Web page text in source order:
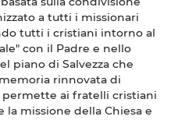
a tutti i missionari
tutti i cristiani intorno al
con il Padre e nello
piano di Salvezza che
rinnovata di
permette ai fratelli cristiani
la missione della Chiesa e